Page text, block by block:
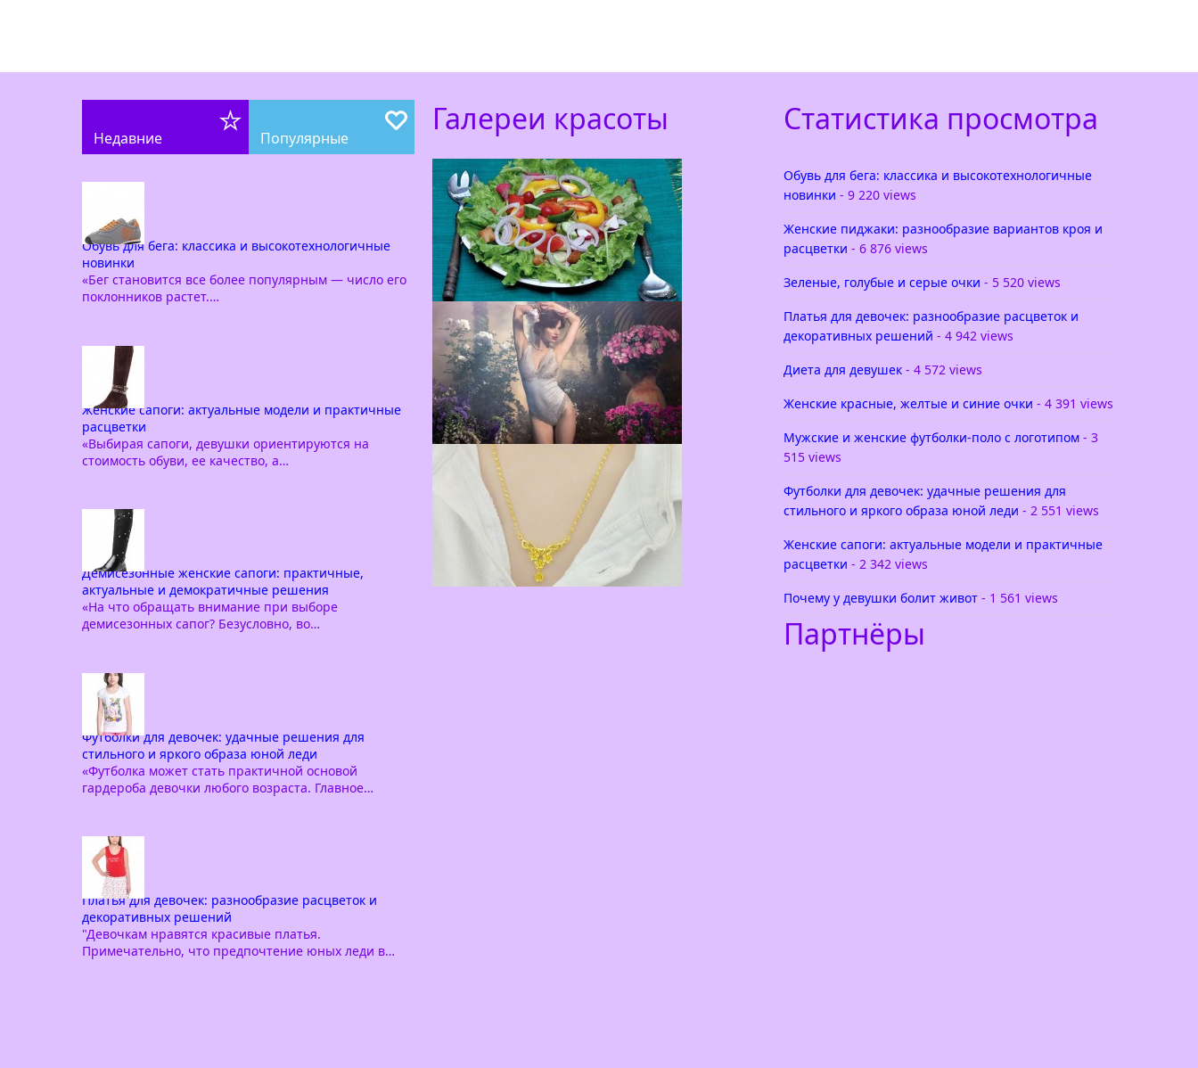
Недавние Популярные
Обувь для бега: классика и высокотехнологичные
новинки
«Бег становится все более популярным — число его
поклонников растет.…
Женские сапоги: актуальные модели и практичные
расцветки
«Выбирая сапоги, девушки ориентируются на
стоимость обуви, ее качество, а…
Демисезонные женские сапоги: практичные,
актуальные и демократичные решения
«На что обращать внимание при выборе
демисезонных сапог? Безусловно, во…
Футболки для девочек: удачные решения для
стильного и яркого образа юной леди
«Футболка может стать практичной основой
гардероба девочки любого возраста. Главное…
Платья для девочек: разнообразие расцветок и
декоративных решений
"Девочкам нравятся красивые платья.
Примечательно, что предпочтение юных леди в…
Галереи красоты
Как красиво украсить салат
Салат — это то самое блюдо, которое мало
приготовить, его надо украсить. Вы
скажете, что любое блюдо не помешает
красиво
Белье Jolidon
Позвольте представить вам
исключительно интересную коллекцию
белье jolidon 2015. Вы часто слышите про
какой-то товар — Лучший выбор для
девушки! Однако
Статистика просмотра
Обувь для бега: классика и высокотехнологичные
новинки - 9 220 views
Женские пиджаки: разнообразие вариантов кроя и
расцветки - 6 876 views
Зеленые, голубые и серые очки - 5 520 views
Платья для девочек: разнообразие расцветок и
декоративных решений - 4 942 views
Диета для девушек- 4 572 views
Женские красные, желтые и синие очки - 4 391 views
Мужские и женские футболки-поло с логотипом- 3
515 views
Футболки для девочек: удачные решения для
стильного и яркого образа юной леди - 2 551 views
Женские сапоги: актуальные модели и практичные
расцветки - 2 342 views
Почему у девушки болит живот- 1 561 views
Партнёры